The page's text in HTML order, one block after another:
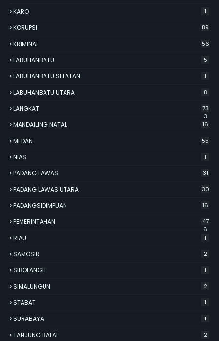
KARO 1
KORUPSI 89
KRIMINAL 56
LABUHANBATU 5
LABUHANBATU SELATAN 1
LABUHANBATU UTARA 8
LANGKAT
73
3
MANDAILING NATAL 16
MEDAN 55
NIAS 1
PADANG LAWAS 31
PADANG LAWAS UTARA 30
PADANGSIDIMPUAN 16
PEMERINTAHAN
47
6
RIAU 1
SAMOSIR 2
SIBOLANGIT 1
SIMALUNGUN 2
STABAT 1
SURABAYA 1
TANJUNG BALAI 2